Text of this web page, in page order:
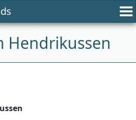
Hendrikussen